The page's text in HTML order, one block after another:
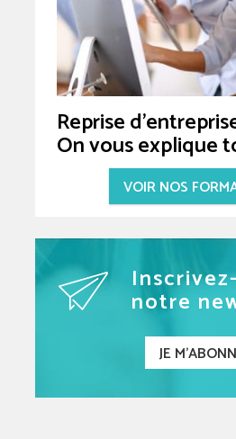
Reprise
On vous explique
VOIR NOS
notre
JE